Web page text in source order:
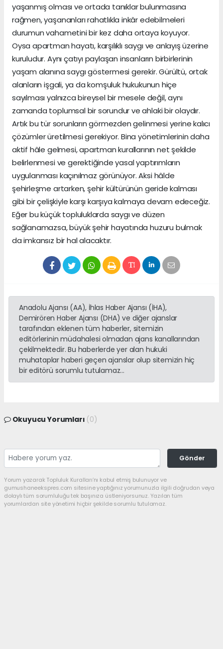
yaşanmış olması ve ortada tanıklar bulunmasına
rağmen, yaşananları rahatlıkla inkâr edebilmeleri
durumun vahametini bir kez daha ortaya koyuyor.
Oysa apartman hayatı, karşılıklı saygı ve anlayış üzerine
kuruludur. Aynı çatıyı paylaşan insanların birbirlerinin
yaşam alanına saygı göstermesi gerekir. Gürültü, ortak
alanların işgali, ya da komşuluk hukukunun hiçe
sayılması yalnızca bireysel bir mesele değil, aynı
zamanda toplumsal bir sorundur ve ahlaki bir olaydır.
Artık bu tür sorunların görmezden gelinmesi yerine kalıcı
çözümler üretilmesi gerekiyor. Bina yönetimlerinin daha
aktif hâle gelmesi, apartman kurallarının net şekilde
belirlenmesi ve gerektiğinde yasal yaptırımların
uygulanması kaçınılmaz görünüyor. Aksi hâlde
şehirleşme artarken, şehir kültürünün geride kalması
gibi bir çelişkiyle karşı karşıya kalmaya devam edeceğiz.
Eğer bu küçük topluluklarda saygı ve düzen
sağlanamazsa, büyük şehir hayatında huzuru bulmak
da imkansız bir hal alacaktır.
Anadolu Ajansı (AA), İhlas Haber Ajansı (İHA),
Demirören Haber Ajansı (DHA) ve diğer ajanslar
tarafından eklenen tüm haberler, sitemizin
editörlerinin müdahalesi olmadan ajans kanallarından
çekilmektedir. Bu haberlerde yer alan hukuki
muhataplar haberi geçen ajanslar olup sitemizin hiç
bir editörü sorumlu tutulamaz...
Okuyucu Yorumları (0)
Gönder
Yorum yazarak Topluluk Kuralları’nı kabul etmiş bulunuyor ve
gumushaneekspres.com sitesine yaptığınız yorumunuzla ilgili doğrudan veya
dolaylı tüm sorumluluğu tek başınıza üstleniyorsunuz. Yazılan tüm
yorumlardan site yönetimi hiçbir şekilde sorumlu tutulamaz.